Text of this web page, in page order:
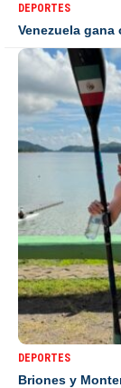
DEPORTES
Venezuela
DEPORTES
Briones y